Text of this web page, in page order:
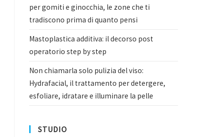
per gomiti e ginocchia, le zone che ti
tradiscono prima di quanto pensi
Mastoplastica additiva: il decorso post
operatorio step by step
Non chiamarla solo pulizia del viso:
Hydrafacial, il trattamento per detergere,
esfoliare, idratare e illuminare la pelle
STUDIO